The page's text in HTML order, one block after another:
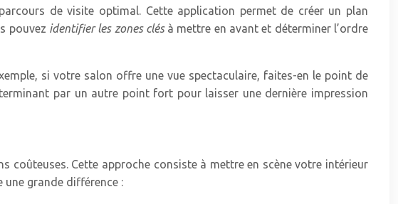
de visite optimal. Cette application permet de créer un plan
pouvez identifier les zones clés à mettre en avant et déterminer l’ordre
si votre salon offre une vue spectaculaire, faites-en le point de
par un autre point fort pour laisser une dernière impression
coûteuses. Cette approche consiste à mettre en scène votre intérieur
une grande différence :